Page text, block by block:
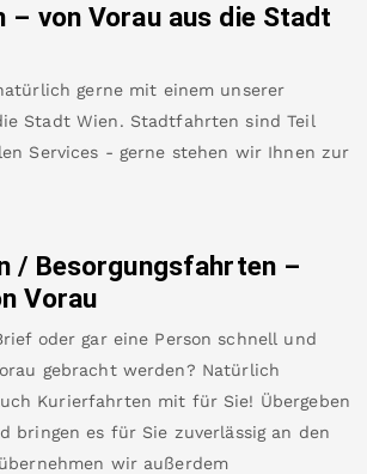
– von Vorau aus die Stadt
gerne mit einem unserer
Stadt Wien. Stadtfahrten sind Teil
Services - gerne stehen wir Ihnen zur
/ Besorgungsfahrten –
Vorau
oder gar eine Person schnell und
gebracht werden? Natürlich
Kurierfahrten mit für Sie! Übergeben
bringen es für Sie zuverlässig an den
übernehmen wir außerdem